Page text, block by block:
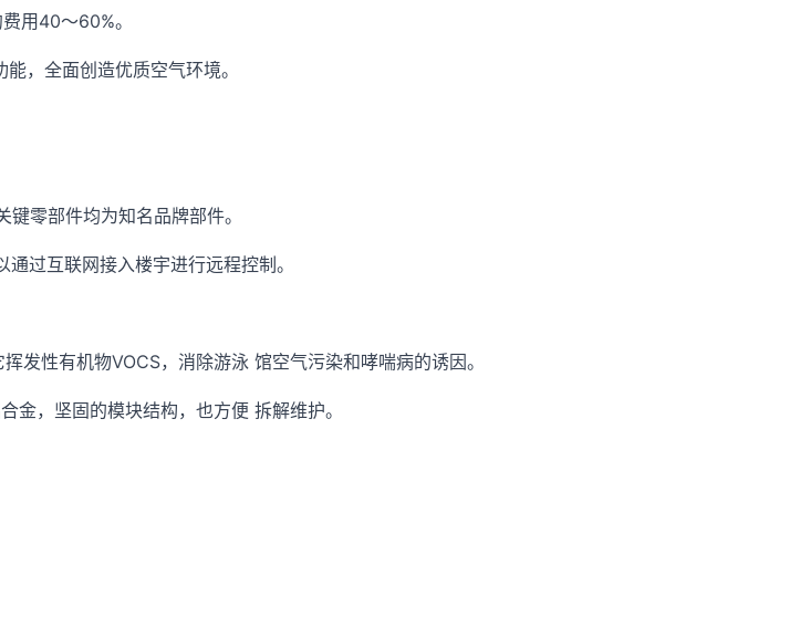
用40～60%。
，全面创造优质空气环境。
零部件均为知名品牌部件。
过互联网接入楼宇进行远程控制。
发性有机物VOCS，消除游泳 馆空气污染和哮喘病的诱因。
金，坚固的模块结构，也方便 拆解维护。